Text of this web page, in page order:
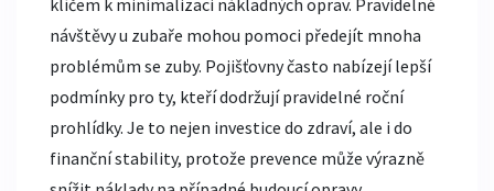
návštěvy u zubaře mohou pomoci předejít mnoha
problémům se zuby. Pojišťovny často nabízejí lepší
podmínky pro ty, kteří dodržují pravidelné roční
prohlídky. Je to nejen investice do zdraví, ale i do
finanční stability, protože prevence může výrazně